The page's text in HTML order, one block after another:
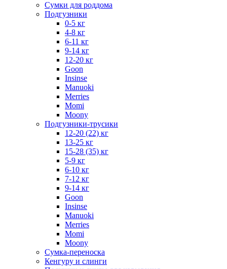
Сумки для роддома
Подгузники
0-5 кг
4-8 кг
6-11 кг
9-14 кг
12-20 кг
Goon
Insinse
Manuoki
Merries
Momi
Moony
Подгузники-трусики
12-20 (22) кг
13-25 кг
15-28 (35) кг
5-9 кг
6-10 кг
7-12 кг
9-14 кг
Goon
Insinse
Manuoki
Merries
Momi
Moony
Сумка-переноска
Кенгуру и слинги